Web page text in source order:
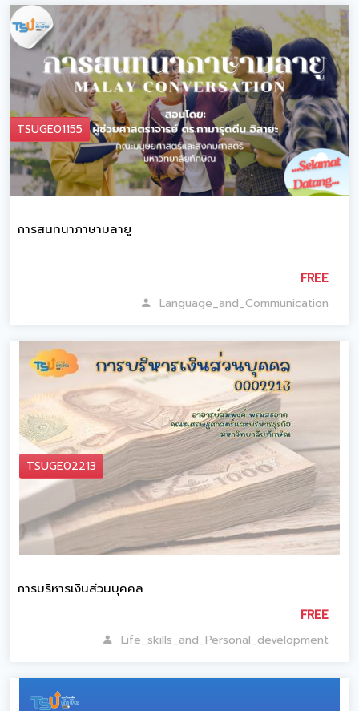
TSUGE01155
การสนทนาภาษามลายู
FREE
Language_and_Communication
TSUGE02213
การบริหารเงินส่วนบุคคล
FREE
Life_skills_and_Personal_development